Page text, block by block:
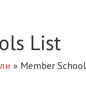
List
» Member